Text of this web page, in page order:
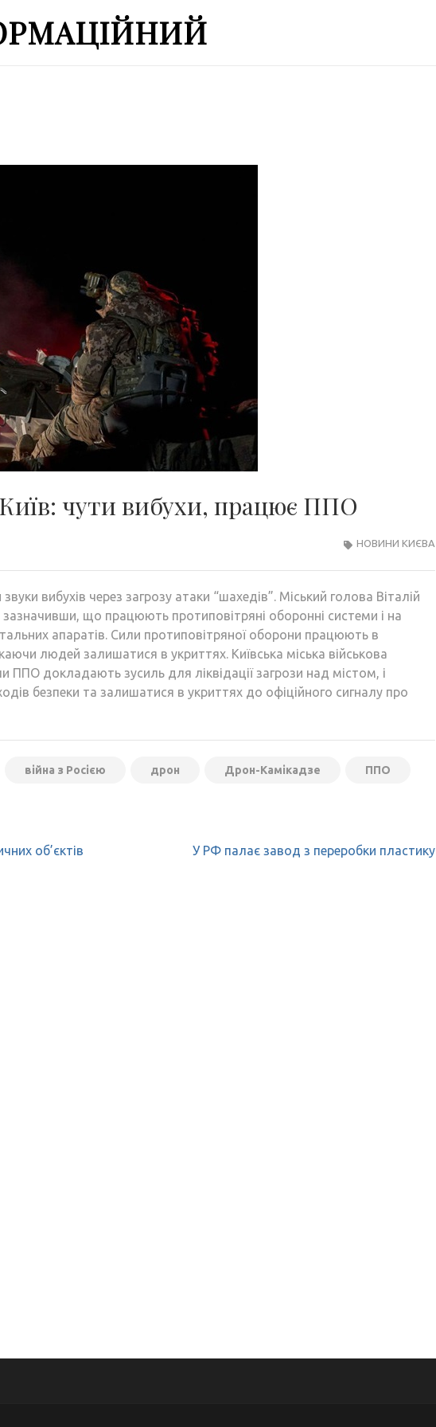
чути вибухи, працює ППО
НОВИНИ КИЄВА
вибухів через загрозу атаки “шахедів”. Міський голова Віталій
що працюють протиповітряні оборонні системи і на
апаратів. Сили протиповітряної оборони працюють в
людей залишатися в укриттях. Київська міська військова
ППО докладають зусиль для ліквідації загрози над містом, і
безпеки та залишатися в укриттях до офіційного сигналу про
війна з Росією дрон Дрон-Камікадзе ППО
об’єктів
У РФ палає завод з переробки пластику